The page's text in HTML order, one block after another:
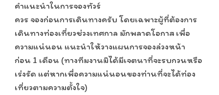
คำแนะนำในการจองทัวร์
ควร จองก่อนการเดินทางครับ โดยเฉพาะผู้ที่ต้องการ
เดินทางท่องเที่ยวช่วงเทศกาล มักพลาดโอกาส เพื่อ
ความแน่นอน แนะนำให้วางแผนการจองล่วงหน้า
ก่อน 1 เดือน (ทางทีมงานมิได้มีเจตนาที่จะรบกวนหรือ
เร่งรัด แต่หากเพื่อความแน่นอนของท่านที่จะได้ท่อง
เที่ยวตามความตั้งใจ)